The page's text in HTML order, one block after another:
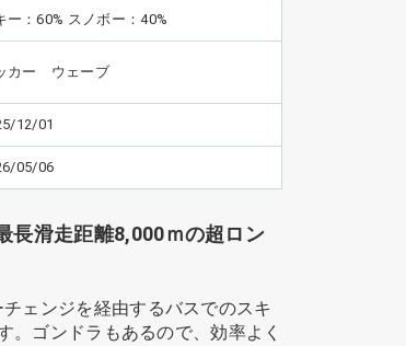
ー：60% スノボー：40%
カー ウェーブ
12/01
05/06
長滑走距離8,000ｍの超ロン
ェンジを経由するバスでのスキ
ゴンドラもあるので、効率よく